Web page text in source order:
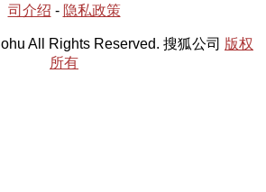
司介绍 - 隐私政策
All Rights Reserved. 搜狐公司 版权
所有